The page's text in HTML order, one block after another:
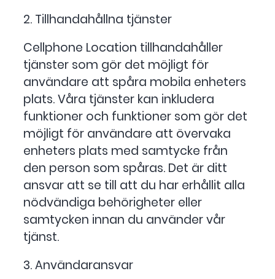
2. Tillhandahållna tjänster
Cellphone Location tillhandahåller
tjänster som gör det möjligt för
användare att spåra mobila enheters
plats. Våra tjänster kan inkludera
funktioner och funktioner som gör det
möjligt för användare att övervaka
enheters plats med samtycke från
den person som spåras. Det är ditt
ansvar att se till att du har erhållit alla
nödvändiga behörigheter eller
samtycken innan du använder vår
tjänst.
3. Användaransvar